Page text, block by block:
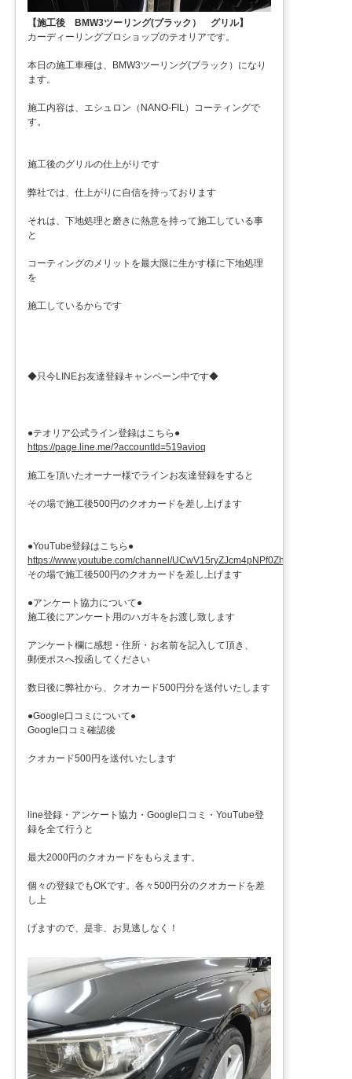
【施工後 BMW3ツーリング(ブラック） グリル】
カーディーリングプロショップのテオリアです。
本日の施工車種は、BMW3ツーリング(ブラック）になり
ます。
施工内容は、エシュロン（NANO-FIL）コーティングで
す。
施工後のグリルの仕上がりです
弊社では、仕上がりに自信を持っております
それは、下地処理と磨きに熱意を持って施工している事
と
コーティングのメリットを最大限に生かす様に下地処理
を
施工しているからです
◆只今LINEお友達登録キャンペーン中です◆
●テオリア公式ライン登録はこちら●
https://page.line.me/?accountId=519avioq
施工を頂いたオーナー様でラインお友達登録をすると
その場で施工後500円のクオカードを差し上げます
●YouTube登録はこちら●
https://www.youtube.com/channel/UCwV15ryZJcm4pNPf0ZhXu9g
その場で施工後500円のクオカードを差し上げます
●アンケート協力について●
施工後にアンケート用のハガキをお渡し致します
アンケート欄に感想・住所・お名前を記入して頂き、
郵便ポスへ投函してください
数日後に弊社から、クオカード500円分を送付いたします
●Google口コミについて●
Google口コミ確認後
クオカード500円を送付いたします
line登録・アンケート協力・Google口コミ・YouTube登
録を全て行うと
最大2000円のクオカードをもらえます。
個々の登録でもOKです。各々500円分のクオカードを差
し上
げますので、是非、お見逃しなく！